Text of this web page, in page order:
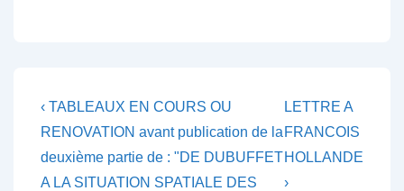
Navigation
de
l’article
Previous
Post
is
‹ TABLEAUX EN COURS OU
RENOVATION avant publication de la
deuxième partie de : "DE DUBUFFET
A LA SITUATION SPATIALE DES
Next
Post
is
LETTRE A
FRANCOIS
HOLLANDE
›